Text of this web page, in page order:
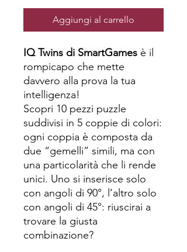
Aggiungi al carrello
IQ Twins di SmartGames è il
rompicapo che mette
davvero alla prova la tua
intelligenza!
Scopri 10 pezzi puzzle
suddivisi in 5 coppie di colori:
ogni coppia è composta da
due “gemelli” simili, ma con
una particolarità che li rende
unici. Uno si inserisce solo
con angoli di 90°, l’altro solo
con angoli di 45°: riuscirai a
trovare la giusta
combinazione?